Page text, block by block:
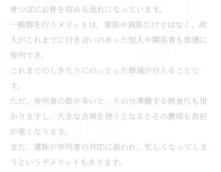
骨つぼにお骨を収める流れになっています。
一般葬を行うメリットは、家族や親族だけではなく、故
人がこれまでに付き合いのあった知人や関係者も葬儀に
参列でき、
これまでのしきたりにのっとった葬儀が行えることで
す。
ただ、参列者の数が多いと、その分準備する飲食代も掛
かりますし、大きな会場を使うとなるとその費用も負担
が重くなります。
また、遺族が参列者の対応に追われ、忙しくなってしま
うというデメリットもあります。